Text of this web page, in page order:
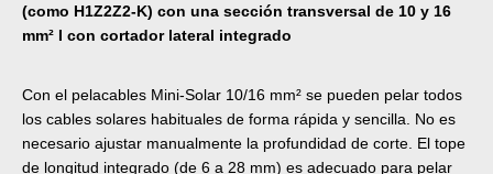
(como H1Z2Z2-K) con una sección transversal de 10 y 16
mm² I con cortador lateral integrado
Con el pelacables Mini-Solar 10/16 mm² se pueden pelar todos
los cables solares habituales de forma rápida y sencilla. No es
necesario ajustar manualmente la profundidad de corte. El tope
de longitud integrado (de 6 a 28 mm) es adecuado para pelar